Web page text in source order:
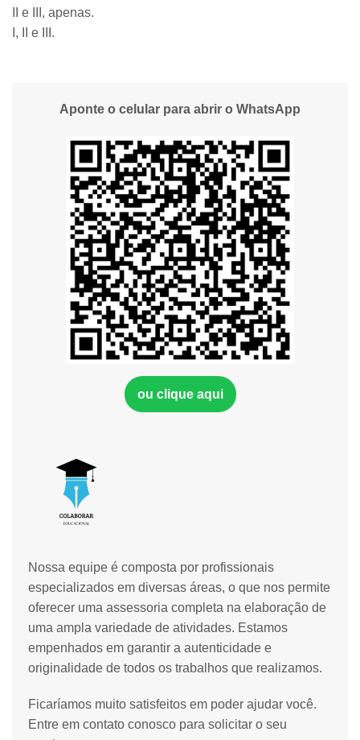
II e III, apenas.
I, II e III.
Nossa equipe é composta por profissionais
especializados em diversas áreas, o que nos permite
oferecer uma assessoria completa na elaboração de
uma ampla variedade de atividades. Estamos
empenhados em garantir a autenticidade e
originalidade de todos os trabalhos que realizamos.
Ficaríamos muito satisfeitos em poder ajudar você.
Entre em contato conosco para solicitar o seu
Aponte o celular para abrir o WhatsApp
ou clique aqui